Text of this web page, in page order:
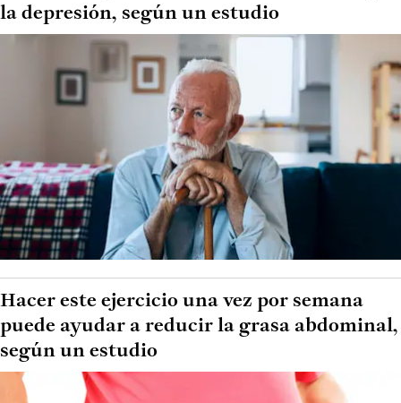
la depresión, según un estudio
Hacer este ejercicio una vez por semana
puede ayudar a reducir la grasa abdominal,
según un estudio